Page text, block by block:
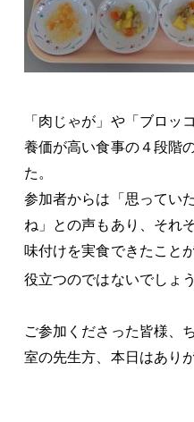
「肉じゃが」や「ブロッ
養価が高い食事の４段階
た。
参加者からは「思ってい
ね」との声もあり、 それ
味付けを実食できたこと
役立つのではないでしょ
ご参加くださった皆様、
室の先生方、本日はあり